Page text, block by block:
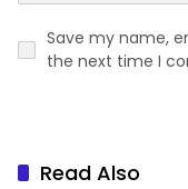
Save my name,
the next time I
Read Also